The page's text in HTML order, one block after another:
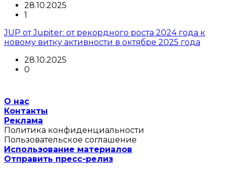
28.10.2025
1
JUP от Jupiter: от рекордного роста 2024 года к
новому витку активности в октябре 2025 года
28.10.2025
0
О нас
Контакты
Реклама
Политика конфиденциальности
Пользовательское соглашение
Использование материалов
Отправить пресс-релиз